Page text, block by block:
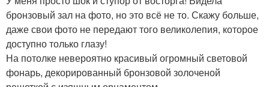
бронзовый зал на фото, но это всё не то. Скажу больше,
даже свои фото не передают того великолепия, которое
доступно только глазу!
На потолке невероятно красивый огромный световой
фонарь, декорированный бронзовой золоченой